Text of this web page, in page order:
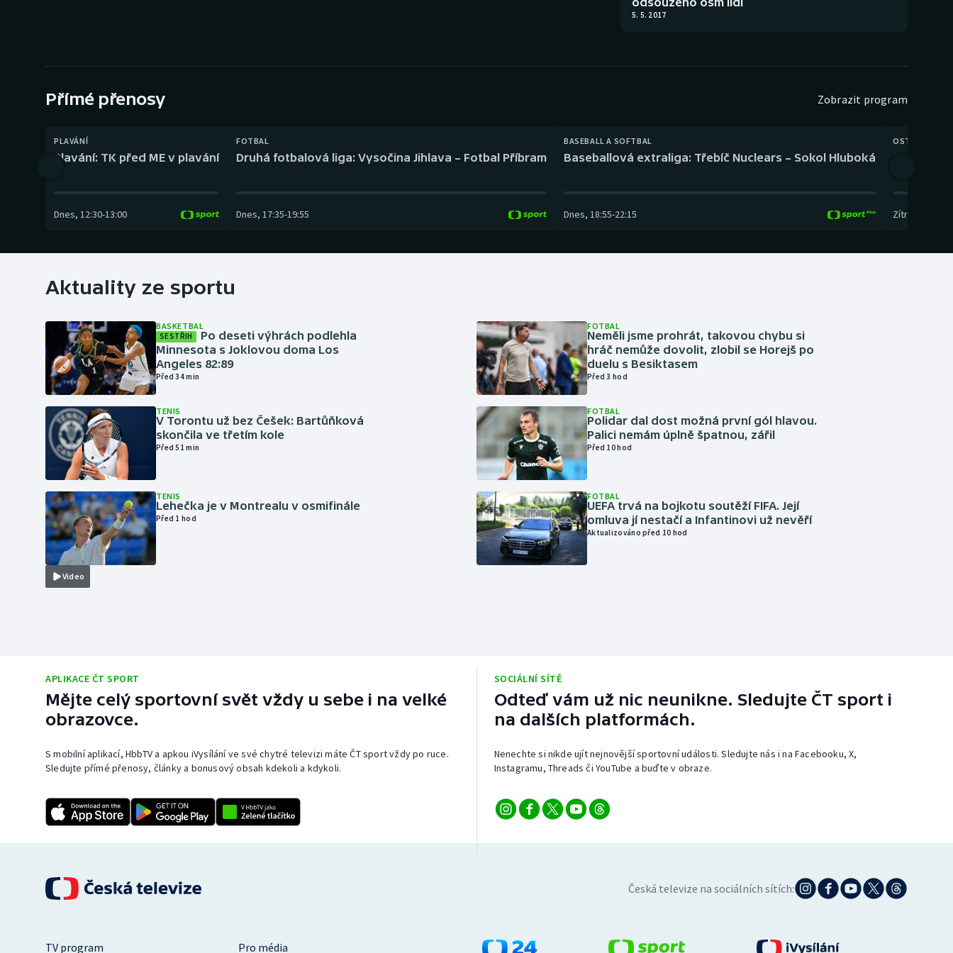
Golf
5. 5. 2017
Přímé přenosy Zobrazit program
PLAVÁNÍ
Plavání: TK před ME v plavání
Dnes, 12:30-13:00
FOTBAL
Druhá fotbalová liga: Vysočina Jihlava – Fotbal Příbram
Dnes, 17:35-19:55
BASEBALL A SOFTBAL
Baseballová extraliga: Třebíč Nuclears – Sokol Hluboká
Dnes, 18:55-22:15
OSTATNÍ
Zítra
Aktuality ze sportu
BASKETBAL
SESTŘIH
Po deseti výhrách podlehla
Minnesota s Joklovou doma Los
Angeles 82:89
Před 34 min
TENIS
V Torontu už bez Češek: Bartůňková
skončila ve třetím kole
Před 51 min
Video
TENIS
Lehečka je v Montrealu v osmifinále
Před 1 hod
FOTBAL
Neměli jsme prohrát, takovou chybu si
hráč nemůže dovolit, zlobil se Horejš po
duelu s Besiktasem
Před 3 hod
FOTBAL
Polidar dal dost možná první gól hlavou.
Palici nemám úplně špatnou, zářil
Před 10 hod
FOTBAL
UEFA trvá na bojkotu soutěží FIFA. Její
omluva jí nestačí a Infantinovi už nevěří
Aktualizováno před 10 hod
APLIKACE ČT SPORT
Mějte celý sportovní svět vždy u sebe i na velké
obrazovce.
S mobilní aplikací, HbbTV a apkou iVysílání ve své chytré televizi máte ČT sport vždy po ruce.
Sledujte přímé přenosy, články a bonusový obsah kdekoli a kdykoli.
SOCIÁLNÍ SÍTĚ
Odteď vám už nic neunikne. Sledujte ČT sport i
na dalších platformách.
Nenechte si nikde ujít nejnovější sportovní události. Sledujte nás i na Facebooku, X,
Instagramu, Threads či YouTube a buďte v obraze.
Česká televize na sociálních sítích:
TV program Pro média